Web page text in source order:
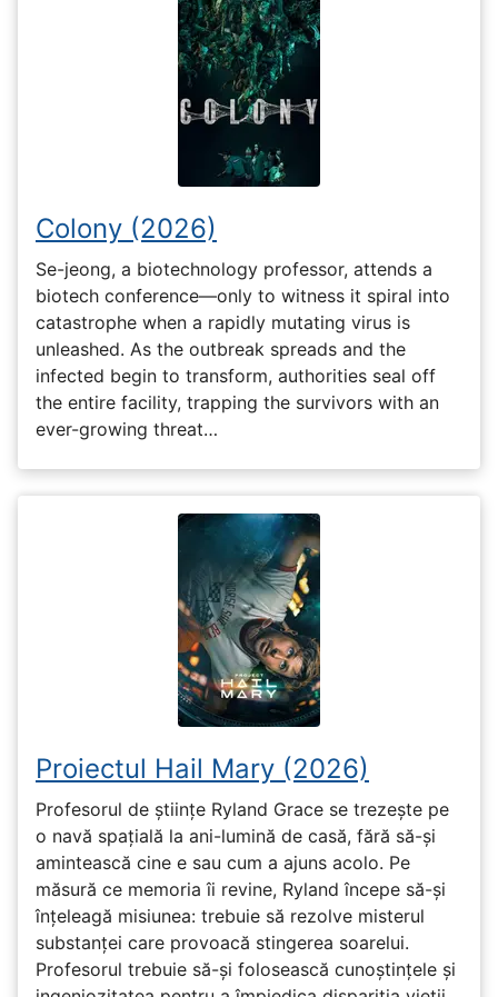
Colony (2026)
Se-jeong, a biotechnology professor, attends a
biotech conference—only to witness it spiral into
catastrophe when a rapidly mutating virus is
unleashed. As the outbreak spreads and the
infected begin to transform, authorities seal off
the entire facility, trapping the survivors with an
ever-growing threat…
Proiectul Hail Mary (2026)
Profesorul de științe Ryland Grace se trezește pe
o navă spațială la ani-lumină de casă, fără să-și
amintească cine e sau cum a ajuns acolo. Pe
măsură ce memoria îi revine, Ryland începe să-și
înțeleagă misiunea: trebuie să rezolve misterul
substanței care provoacă stingerea soarelui.
Profesorul trebuie să-și folosească cunoștințele și